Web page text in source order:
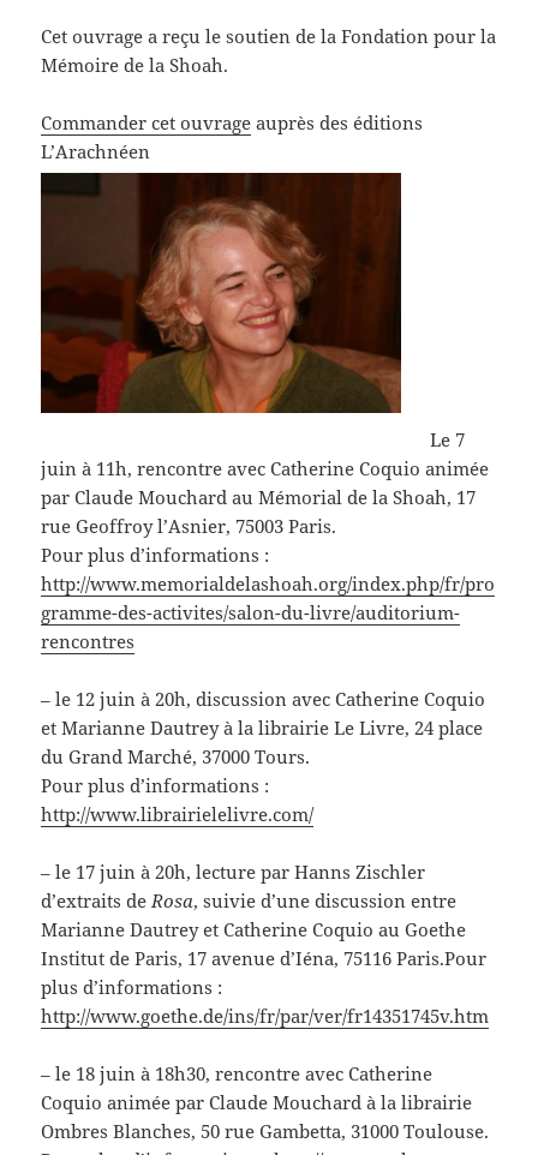
Cet ouvrage a reçu le soutien de la Fondation pour la
Mémoire de la Shoah.
Commander cet ouvrage auprès des éditions
L’Arachnéen
Le 7
juin à 11h, rencontre avec Catherine Coquio animée
par Claude Mouchard au Mémorial de la Shoah, 17
rue Geoffroy l’Asnier, 75003 Paris.
Pour plus d’informations :
http://www.memorialdelashoah.org/index.php/fr/pro
gramme-des-activites/salon-du-livre/auditorium-
rencontres
– le 12 juin à 20h, discussion avec Catherine Coquio
et Marianne Dautrey à la librairie Le Livre, 24 place
du Grand Marché, 37000 Tours.
Pour plus d’informations :
http://www.librairielelivre.com/
– le 17 juin à 20h, lecture par Hanns Zischler
d’extraits deRosa, suivie d’une discussion entre
Marianne Dautrey et Catherine Coquio au Goethe
Institut de Paris, 17 avenue d’Iéna, 75116 Paris.Pour
plus d’informations :
http://www.goethe.de/ins/fr/par/ver/fr14351745v.htm
– le 18 juin à 18h30, rencontre avec Catherine
Coquio animée par Claude Mouchard à la librairie
Ombres Blanches, 50 rue Gambetta, 31000 Toulouse.